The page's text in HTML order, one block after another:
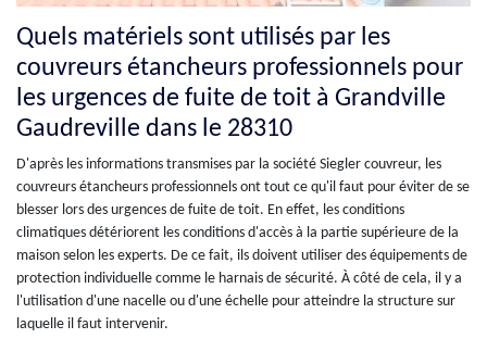
Quels matériels sont utilisés par les
couvreurs étancheurs professionnels pour
les urgences de fuite de toit à Grandville
Gaudreville dans le 28310
D'après les informations transmises par la société Siegler couvreur, les
couvreurs étancheurs professionnels ont tout ce qu'il faut pour éviter de se
blesser lors des urgences de fuite de toit. En effet, les conditions
climatiques détériorent les conditions d'accès à la partie supérieure de la
maison selon les experts. De ce fait, ils doivent utiliser des équipements de
protection individuelle comme le harnais de sécurité. À côté de cela, il y a
l'utilisation d'une nacelle ou d'une échelle pour atteindre la structure sur
laquelle il faut intervenir.